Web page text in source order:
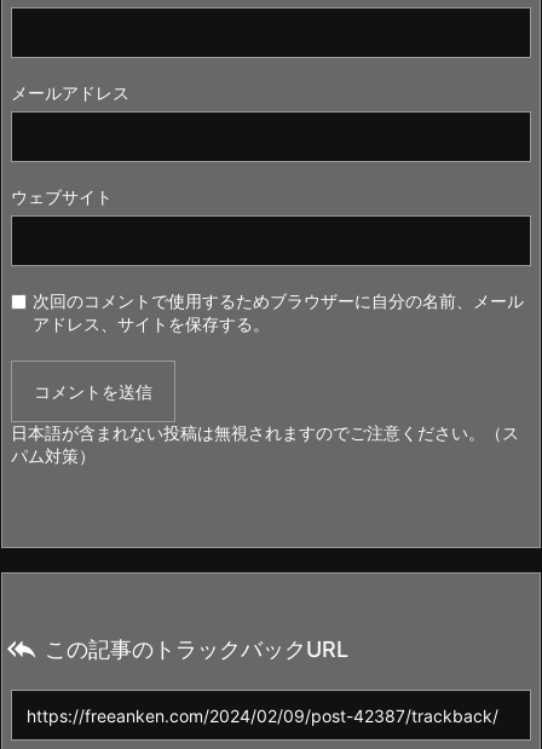
メールアドレス
ウェブサイト
次回のコメントで使用するためブラウザーに自分の名前、メール
アドレス、サイトを保存する。
日本語が含まれない投稿は無視されますのでご注意ください。（ス
パム対策）
 この記事のトラックバックURL